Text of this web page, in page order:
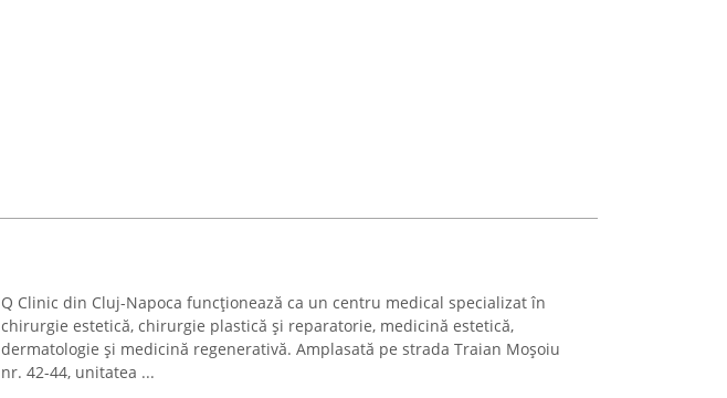
Q Clinic din Cluj-Napoca funcționează ca un centru medical specializat în
chirurgie estetică, chirurgie plastică și reparatorie, medicină estetică,
dermatologie și medicină regenerativă. Amplasată pe strada Traian Moșoiu
nr. 42-44, unitatea ...